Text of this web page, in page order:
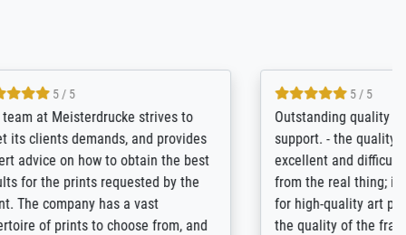
is
go-to
now on -
-
Qualité absolument irréprochable.
Extraordinaire diversité des thèmes
abordés et personnalisation des
demandes (recadrage, réajustement des
couleurs). Relation clientèle parfaite.
Transport, réception sans aucun